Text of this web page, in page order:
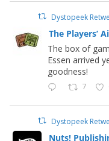
Dystopeek
The Players’
The box of
Essen arrived
goodness!
7
Dystopeek
Nuts!